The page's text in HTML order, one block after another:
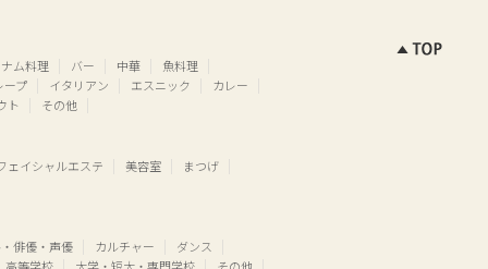
ム料理 バー 中華
魚料理
ープ
イタリアン エスニック
カレー
ト
その他
ェイシャルエステ 美容室 まつげ
俳優・声優 カルチャー
ダンス